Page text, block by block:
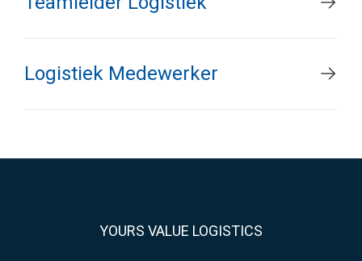
Logistiek Medewerker
YOURS VALUE LOGISTICS